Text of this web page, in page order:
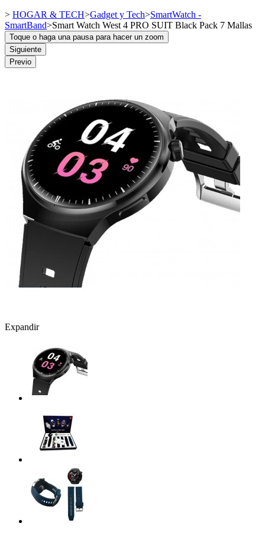
> HOGAR & TECH>Gadget y Tech>SmartWatch -
SmartBand>Smart Watch West 4 PRO SUIT Black Pack 7 Mallas
Toque o haga una pausa para hacer un zoom
Siguiente
Previo
Expandir